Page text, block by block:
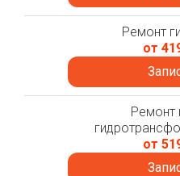
Ремонт
от
Ремонт
от